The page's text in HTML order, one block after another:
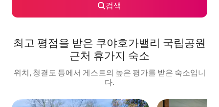
검색
최고 평점을 받은 쿠야호가밸리 국립공원
근처 휴가지 숙소
위치, 청결도 등에서 게스트의 높은 평가를 받은 숙소입니
다.